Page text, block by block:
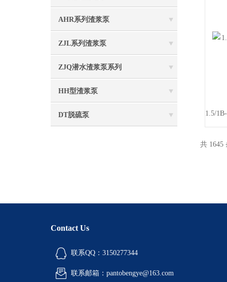
AHR系列渣浆泵
ZJL系列渣浆泵
ZJQ潜水渣浆泵系列
HH型渣浆泵
DT脱硫泵
共 1645
Contact Us
联系QQ：3150277344
联系邮箱：pantobengye@163.com